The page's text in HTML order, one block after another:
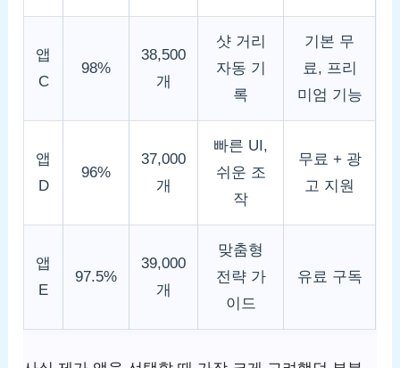
앱
C
98%
38,500
개
샷 거리
자동 기
록
기본 무
료, 프리
미엄 기능
앱
D
96%
37,000
개
빠른 UI,
쉬운 조
작
무료 + 광
고 지원
앱
E
97.5%
39,000
개
맞춤형
전략 가
이드
유료 구독